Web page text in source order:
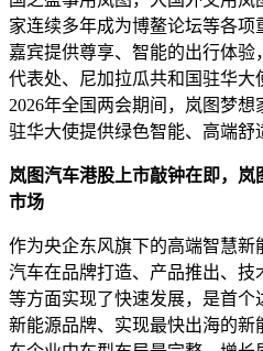
家连续多年成为博鳌论坛等各
嘉宾提供尊享、智能的出行体
代表处、尼加拉瓜共和国驻华
2026年全国两会期间，岚图梦
驻华大使提供绿色智能、高端舒
岚图汽车港股上市敲钟在即，
市场
作为央企东风旗下的高端智慧新
汽车在品牌打造、产品推出、
等方面实现了快速发展，是首个
新能源品牌、实现最快出海的